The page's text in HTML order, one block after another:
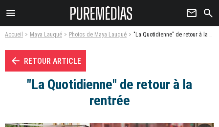
menu newsletter search
Accueil Maya Lauqué Photos de Maya Lauqué "La Quotidienne" de retour à la rentrée - Photo
arrow_left RETOUR ARTICLE
"La Quotidienne" de retour à la
rentrée